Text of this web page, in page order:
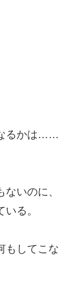
るかは……
いのに、
る。
もしてこな